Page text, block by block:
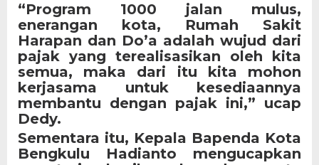
“Program 1000 jalan mulus,
enerangan kota, Rumah Sakit
Harapan dan Do’a adalah wujud dari
pajak yang terealisasikan oleh kita
semua, maka dari itu kita mohon
kerjasama untuk kesediaannya
membantu dengan pajak ini,” ucap
Dedy.
Sementara itu, Kepala Bapenda Kota
Bengkulu Hadianto mengucapkan